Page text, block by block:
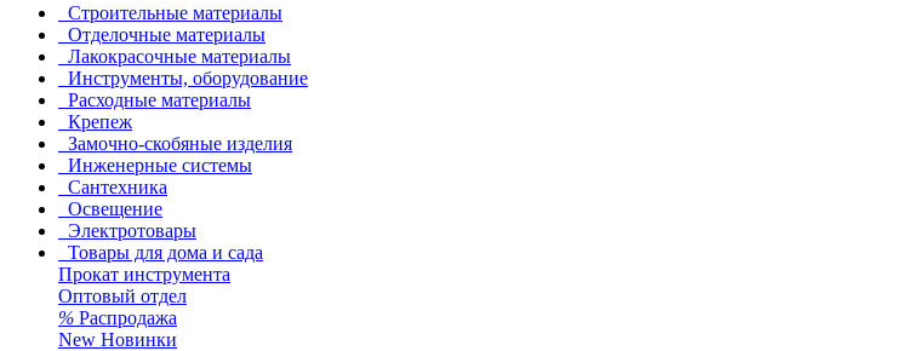
Строительные материалы
Отделочные материалы
Лакокрасочные материалы
Инструменты, оборудование
Расходные материалы
Крепеж
Замочно-скобяные изделия
Инженерные системы
Сантехника
Освещение
Электротовары
Товары для дома и сада
Прокат инструмента
Оптовый отдел
% Распродажа
New Новинки